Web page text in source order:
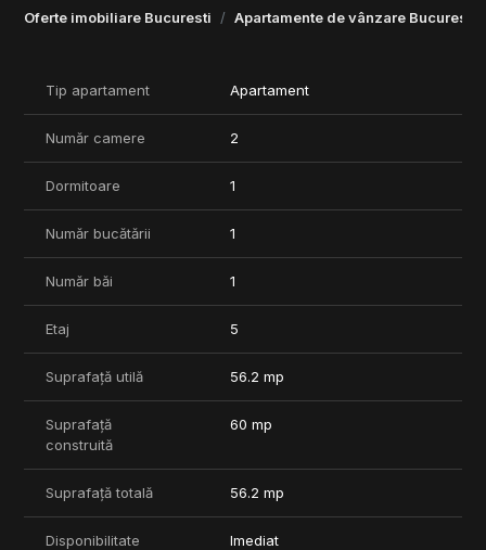
Oferte imobiliare Bucuresti Apartamente de vânzare Bucuresti
de centre comerciale si de padure.
Detalii relevante proiect:
- Structura beton armat, zidarie Porotherm
- Racire prin ventiloconvectoare
- Tamplarie tripan, finisaje moderne, usi interioare premium
- Panouri fotovoltaice pentru consumul spatiilor comune
- Complex securizat, supraveghere video, 2 lifturi/bloc
- Solutie optima pentru locuire confortabila intr-un proiect nou
- Raport foarte bun intre zona, calitatea constructiei si
infrastructura
Tip apartament Apartament
Număr camere 2
Dormitoare 1
Număr bucătării 1
Număr băi 1
Etaj 5
Suprafață utilă 56.2 mp
Suprafață
construită
60 mp
Suprafață totală 56.2 mp
Disponibilitate Imediat